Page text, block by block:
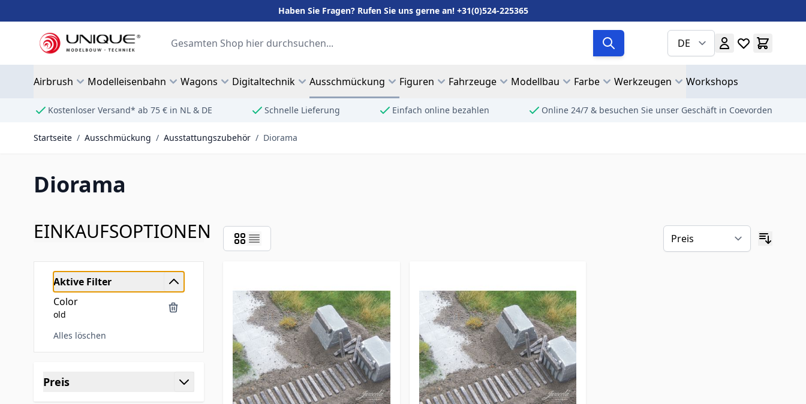
Haben Sie Fragen? Rufen Sie uns gerne an! +31(0)524-225365
DE
Suche
Airbrush Modelleisenbahn Wagons Digitaltechnik Ausschmückung Figuren Fahrzeuge Modellbau Farbe Werkzeugen Workshops
Kostenloser Versand* ab 75 € in NL & DE Schnelle Lieferung Einfach online bezahlen Online 24/7 & besuchen Sie unser Geschäft in Coevorden
Startseite / Ausschmückung / Ausstattungszubehör / Diorama
Diorama
EINKAUFSOPTIONEN
Aktive Filter
Color
old
Alles löschen
Zur Produktliste springen
Preis
Filter